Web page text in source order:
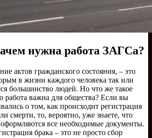
нужна работа ЗАГСа?
актов гражданского состояния, – это
в жизни каждого человека так или
большинство людей. Но что же такое
работа важна для общества? Если вы
о том, как происходит регистрация
смерти, то, вероятно, уже знаете, что
все необходимые документы.
брака – это не просто сбор